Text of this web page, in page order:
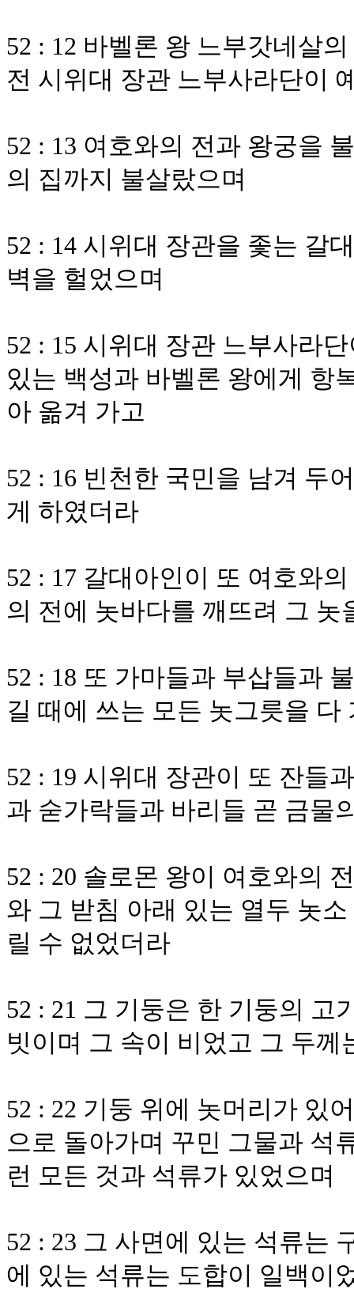
52 : 12 바벨론 왕 느부갓네살
전 시위대 장관 느부사라단이
52 : 13 여호와의 전과 왕궁을
의 집까지 불살랐으며
52 : 14 시위대 장관을 좇는 갈
벽을 헐었으며
52 : 15 시위대 장관 느부사라
있는 백성과 바벨론 왕에게 항
아 옮겨 가고
52 : 16 빈천한 국민을 남겨 두
게 하였더라
52 : 17 갈대아인이 또 여호와
의 전에 놋바다를 깨뜨려 그
52 : 18 또 가마들과 부삽들과
길 때에 쓰는 모든 놋그릇을 다
52 : 19 시위대 장관이 또 잔들
과 숟가락들과 바리들 곧 금물
52 : 20 솔로몬 왕이 여호와의
와 그 받침 아래 있는 열두 놋
릴 수 없었더라
52 : 21 그 기둥은 한 기둥의 고
빗이며 그 속이 비었고 그 두께
52 : 22 기둥 위에 놋머리가 있
으로 돌아가며 꾸민 그물과 석
런 모든 것과 석류가 있었으며
52 : 23 그 사면에 있는 석류는
에 있는 석류는 도합이 일백이